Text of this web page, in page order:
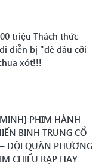
triệu Thách thức
diễn bị "đè đầu cỡi
xót!!!
PHIM HÀNH
BINH TRUNG CỔ
ĐỘI QUÂN PHƯƠNG
CHIẾU RẠP HAY